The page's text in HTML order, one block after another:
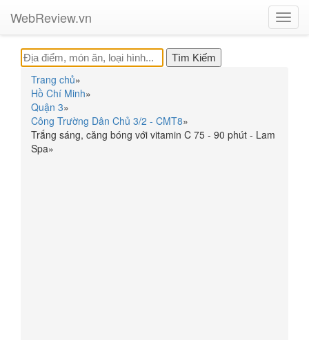
WebReview.vn
Trang chủ»
Hồ Chí Minh»
Quận 3»
Công Trường Dân Chủ 3/2 - CMT8»
Trắng sáng, căng bóng với vitamin C 75 - 90 phút - Lam
Spa»